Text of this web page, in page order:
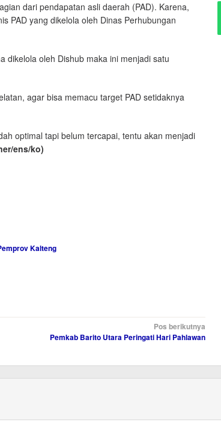
dari pendapatan asli daerah (PAD). Karena,
PAD yang dikelola oleh Dinas Perhubungan
dikelola oleh Dishub maka ini menjadi satu
agar bisa memacu target PAD setidaknya
optimal tapi belum tercapai, tentu akan menjadi
ens/ko)
Kalteng
Pos berikutnya
Pemkab Barito Utara Peringati Hari Pahlawan